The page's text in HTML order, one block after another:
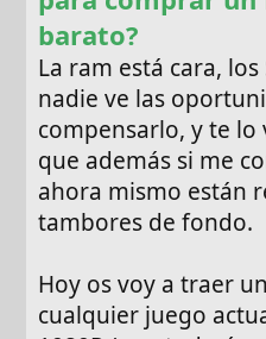
barato?
La ram está cara, los
nadie ve las
compensarlo, y te lo
que además si me
ahora mismo están
tambores de fondo.
Hoy os voy a traer
cualquier juego